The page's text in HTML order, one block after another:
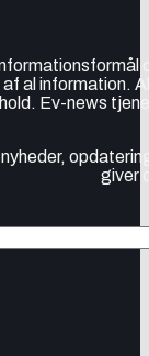
al information.
Ev-news
giver